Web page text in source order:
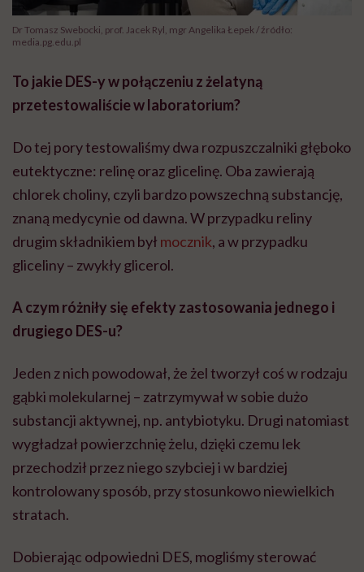
Dr Tomasz Swebocki, prof. Jacek Ryl, mgr Angelika Łepek / źródło:
media.pg.edu.pl
To jakie DES-y w połączeniu z żelatyną
przetestowaliście w laboratorium?
Do tej pory testowaliśmy dwa rozpuszczalniki głęboko
eutektyczne: relinę oraz glicelinę. Oba zawierają
chlorek choliny, czyli bardzo powszechną substancję,
znaną medycynie od dawna. W przypadku reliny
drugim składnikiem był mocznik, a w przypadku
gliceliny – zwykły glicerol.
A czym różniły się efekty zastosowania jednego i
drugiego DES-u?
Jeden z nich powodował, że żel tworzył coś w rodzaju
gąbki molekularnej – zatrzymywał w sobie dużo
substancji aktywnej, np. antybiotyku. Drugi natomiast
wygładzał powierzchnię żelu, dzięki czemu lek
przechodził przez niego szybciej i w bardziej
kontrolowany sposób, przy stosunkowo niewielkich
stratach.
Dobierając odpowiedni DES, mogliśmy sterować